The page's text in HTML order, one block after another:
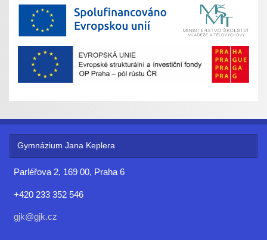
Gymnázium Jana Keplera
Parléřova 2, 169 00, Praha 6
+420 233 352 546
gjk@gjk.cz